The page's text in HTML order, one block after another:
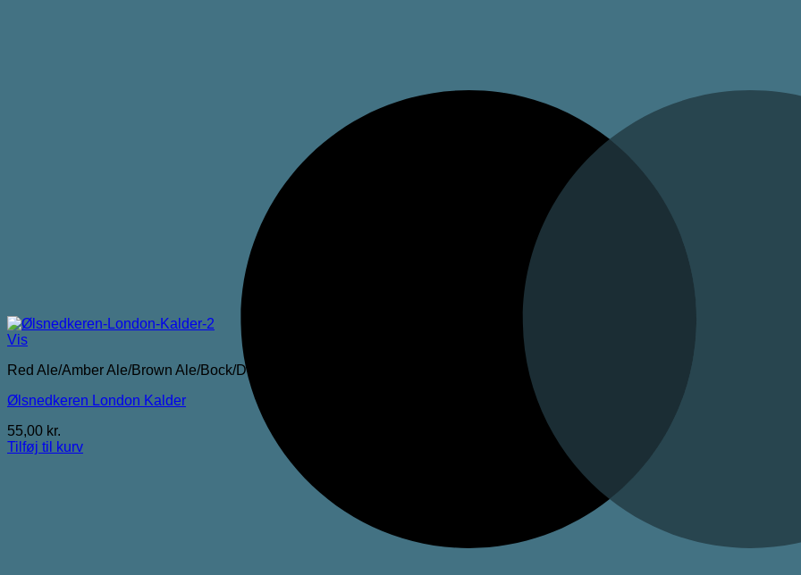
Vis
Red Ale/Amber Ale/Brown Ale/Bock/Dubbel
Ølsnedkeren London Kalder
55,00 kr.
Tilføj til kurv